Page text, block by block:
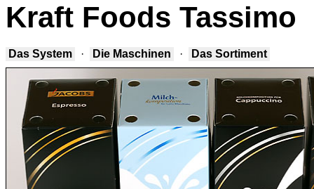
Kraft Foods Tassimo
Das System · Die Maschinen · Das Sortiment